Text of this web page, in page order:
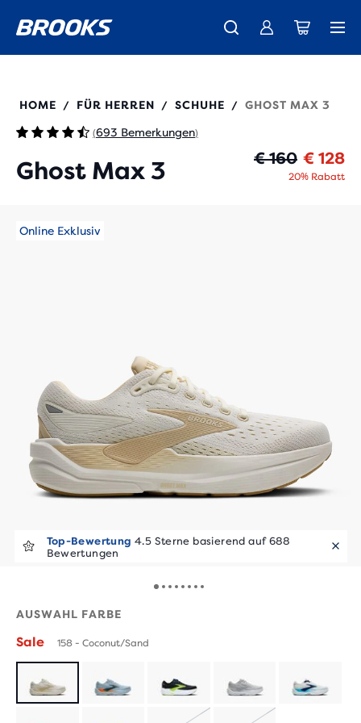
Kostenloser Versand für alle Bestellungen über € 100
Der brandneue Ghost Amp ist da - Shop Damen Herren
Wir präsentieren die neue Cascadia Kollektion - Jetzt kaufen
110464
HOME / FÜR HERREN / SCHUHE / GHOST MAX 3
(693 Bemerkungen)
Ghost Max 3 € 160 € 128
20% Rabatt
Schnell weg!Vor 31 Min. verkauft
Top-Bewertung 4.5 Sterne basierend auf 688
Bewertungen
Online Exklusiv
AUSWAHL FARBE
Sale 158 - Coconut/Sand